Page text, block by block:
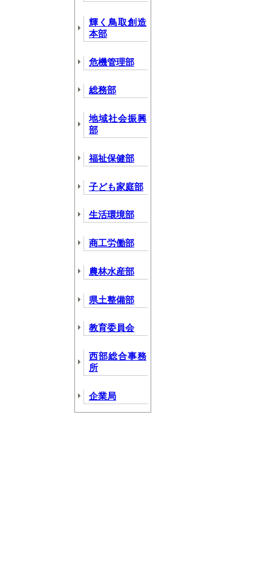
輝く鳥取創造
本部
危機管理部
総務部
地域社会振興
部
福祉保健部
子ども家庭部
生活環境部
商工労働部
農林水産部
県土整備部
教育委員会
西部総合事務
所
企業局